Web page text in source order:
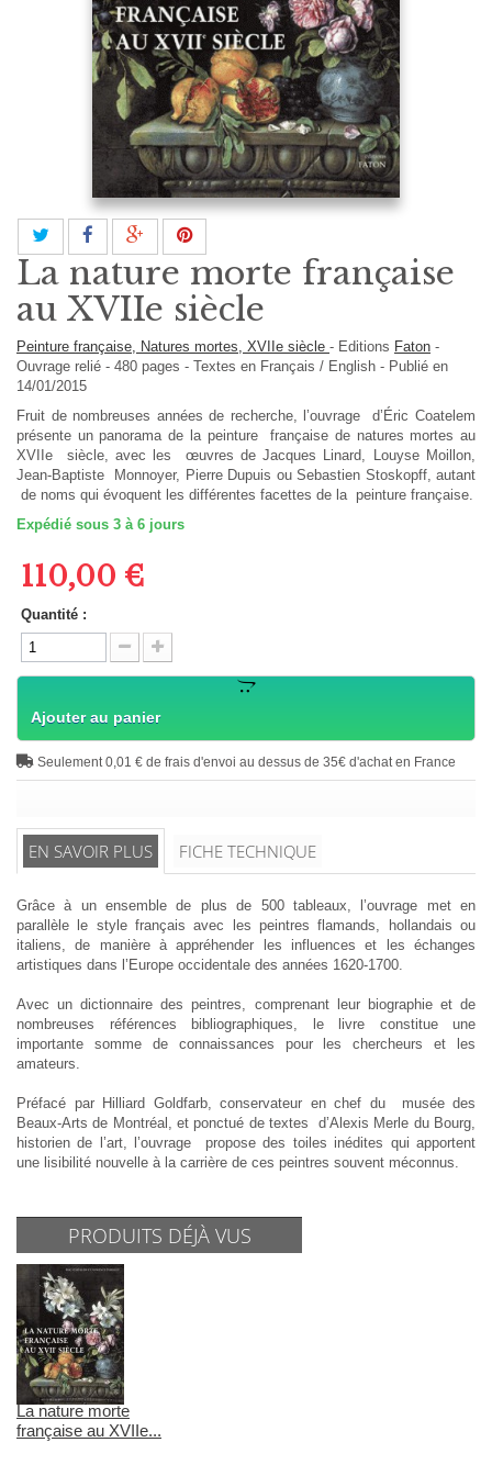
La nature morte française
au XVIIe siècle
Peinture française, Natures mortes, XVIIe siècle - Editions Faton -
Ouvrage relié - 480 pages - Textes en Français / English - Publié en
14/01/2015
Fruit de nombreuses années de recherche, l’ouvrage d’Éric Coatelem
présente un panorama de la peinture française de natures mortes au
XVIIe siècle, avec les œuvres de Jacques Linard, Louyse Moillon,
Jean-Baptiste Monnoyer, Pierre Dupuis ou Sebastien Stoskopff, autant
de noms qui évoquent les différentes facettes de la peinture française.
Expédié sous 3 à 6 jours
110,00 €
Quantité :
Ajouter au panier
Seulement 0,01 € de frais d'envoi au dessus de 35€ d'achat en France
EN SAVOIR PLUS FICHE TECHNIQUE
Grâce à un ensemble de plus de 500 tableaux, l’ouvrage met en
parallèle le style français avec les peintres flamands, hollandais ou
italiens, de manière à appréhender les influences et les échanges
artistiques dans l’Europe occidentale des années 1620-1700.
Avec un dictionnaire des peintres, comprenant leur biographie et de
nombreuses références bibliographiques, le livre constitue une
importante somme de connaissances pour les chercheurs et les
amateurs.
Préfacé par Hilliard Goldfarb, conservateur en chef du musée des
Beaux-Arts de Montréal, et ponctué de textes d’Alexis Merle du Bourg,
historien de l’art, l’ouvrage propose des toiles inédites qui apportent
une lisibilité nouvelle à la carrière de ces peintres souvent méconnus.
PRODUITS DÉJÀ VUS
La nature morte
française au XVIIe...